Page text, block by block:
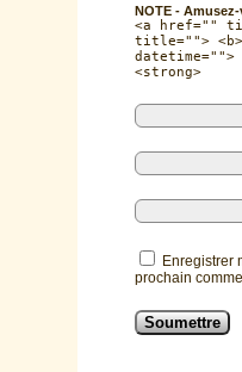
NOTE -
<a href=""
title=""> <b>
<strong>
Enregistrer
prochain